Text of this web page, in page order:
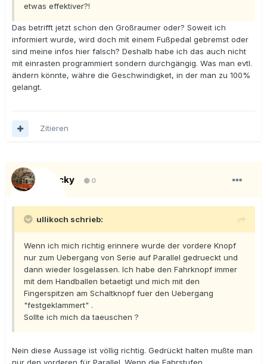
etwas effektiver?!
Das betrifft jetzt schon den Großraumer oder? Soweit ich
informiert wurde, wird doch mit einem Fußpedal gebremst oder
sind meine infos hier falsch? Deshalb habe ich das auch nicht
mit einrasten programmiert sondern durchgängig. Was man evtl.
ändern könnte, währe die Geschwindigket, in der man zu 100%
gelangt.
Zitieren
Blacky 0
ullikoch schrieb:
Wenn ich mich richtig erinnere wurde der vordere Knopf
nur zum Uebergang von Serie auf Parallel gedrueckt und
dann wieder losgelassen. Ich habe den Fahrknopf immer
mit dem Handballen betaetigt und mich mit den
Fingerspitzen am Schaltknopf fuer den Uebergang
"festgeklammert" .
Sollte ich mich da taeuschen ?
Nein diese Aussage ist völlig richtig. Gedrückt halten mußte man